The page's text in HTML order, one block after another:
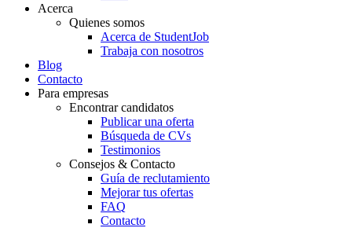
Acerca
Quienes somos
Acerca de StudentJob
Trabaja con nosotros
Blog
Contacto
Para empresas
Encontrar candidatos
Publicar una oferta
Búsqueda de CVs
Testimonios
Consejos & Contacto
Guía de reclutamiento
Mejorar tus ofertas
FAQ
Contacto